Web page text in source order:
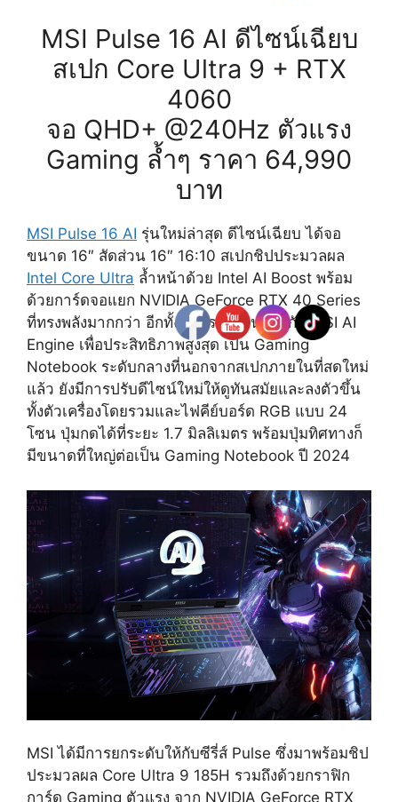
MSI Pulse 16 AI ดีไซน์เฉียบ
สเปก Core Ultra 9 + RTX
4060
จอ QHD+ @240Hz ตัวแรง
Gaming ล้ำๆ ราคา 64,990
บาท
MSI Pulse 16 AI รุ่นใหม่ล่าสุด ดีไซน์เฉียบ ได้จอ
ขนาด 16″ สัดส่วน 16″ 16:10 สเปกชิปประมวลผล
Intel Core Ultra ล้ำหน้าด้วย Intel AI Boost พร้อม
ด้วยการ์ดจอแยก NVIDIA GeForce RTX 40 Series
ที่ทรงพลังมากกว่า อีกทั้งมีการทำงานร่วมกับ MSI AI
Engine เพื่อประสิทธิภาพสูงสุด เป็น Gaming
Notebook ระดับกลางที่นอกจากสเปกภายในที่สดใหม่
แล้ว ยังมีการปรับดีไซน์ใหม่ให้ดูทันสมัยและลงตัวขึ้น
ทั้งตัวเครื่องโดยรวมและไฟคีย์บอร์ด RGB แบบ 24
โซน ปุ่มกดได้ที่ระยะ 1.7 มิลลิเมตร พร้อมปุ่มทิศทางก็
มีขนาดที่ใหญ่ต่อเป็น Gaming Notebook ปี 2024
MSI ได้มีการยกระดับให้กับซีรี่ส์ Pulse ซึ่งมาพร้อมชิป
ประมวลผล Core Ultra 9 185H รวมถึงด้วยกราฟิก
การ์ด Gaming ตัวแรง จาก NVIDIA GeForce RTX